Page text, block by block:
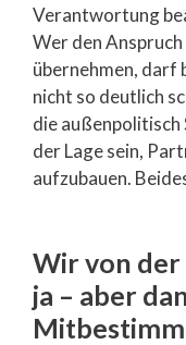
Verantwortung
Wer den
übernehmen, darf
nicht so deutlich
die außenpolitisch
der Lage sein,
aufzubauen.
Wir von
ja – aber